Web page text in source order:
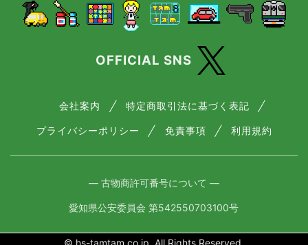
OFFICIAL SNS
会社案内 特定商取引法に基づく表記
プライバシーポリシー 免責事項 利用規約
― 古物商許可番号について ―
愛知県公安委員会 第542550703100号
© hs-tamtam.co.jp. All Rights Reserved.